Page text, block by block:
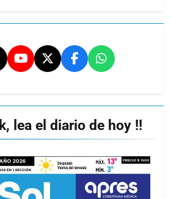
lea el diario de hoy !!